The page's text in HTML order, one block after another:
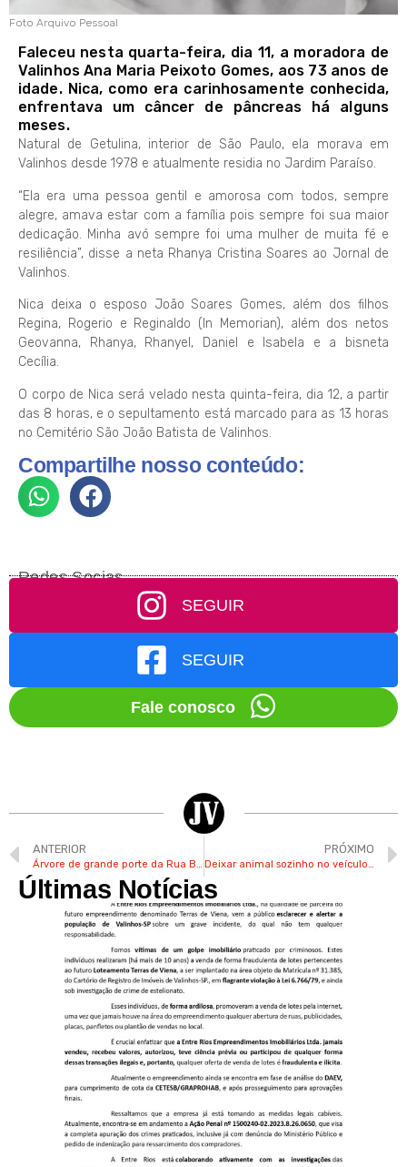
Foto Arquivo Pessoal
Faleceu nesta quarta-feira, dia 11, a moradora de
Valinhos Ana Maria Peixoto Gomes, aos 73 anos de
idade. Nica, como era carinhosamente conhecida,
enfrentava um câncer de pâncreas há alguns
meses.
Natural de Getulina, interior de São Paulo, ela morava em
Valinhos desde 1978 e atualmente residia no Jardim Paraíso.
“Ela era uma pessoa gentil e amorosa com todos, sempre
alegre, amava estar com a família pois sempre foi sua maior
dedicação. Minha avó sempre foi uma mulher de muita fé e
resiliência”, disse a neta Rhanya Cristina Soares ao Jornal de
Valinhos.
Nica deixa o esposo João Soares Gomes, além dos filhos
Regina, Rogerio e Reginaldo (In Memorian), além dos netos
Geovanna, Rhanya, Rhanyel, Daniel e Isabela e a bisneta
Cecília.
O corpo de Nica será velado nesta quinta-feira, dia 12, a partir
das 8 horas, e o sepultamento está marcado para as 13 horas
no Cemitério São João Batista de Valinhos.
Compartilhe nosso conteúdo:
Redes Socias
SEGUIR
SEGUIR
Fale conosco
ANTERIOR
Árvore de grande porte da Rua Barão de Mauá em Valinhos começa a ser removida
PRÓXIMO
Deixar animal sozinho no veículo em Valinhos poderá render multa de R$ 240 para os responsáveis
Últimas Notícias